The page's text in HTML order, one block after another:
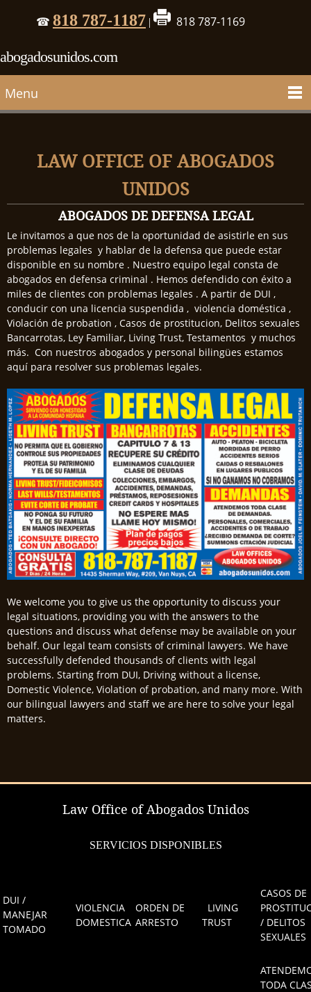
☎ 818 787-1187 | 818 787-1169
abogadosunidos.com
Menu
LAW OFFICE OF ABOGADOS
UNIDOS
ABOGADOS DE DEFENSA LEGAL
Le invitamos a que nos de la oportunidad de asistirle en sus
problemas legales y hablar de la defensa que puede estar
disponible en su nombre . Nuestro equipo legal consta de
abogados en defensa criminal . Hemos defendido con éxito a
miles de clientes con problemas legales . A partir de DUI ,
conducir con una licencia suspendida , violencia doméstica ,
Violación de probation , Casos de prostitucion, Delitos sexuales
Bancarrotas, Ley Familiar, Living Trust, Testamentos y muchos
más. Con nuestros abogados y personal bilingües estamos
aquí para resolver sus problemas legales.
We welcome you to give us the opportunity to discuss your
legal situations, providing you with the answers to the
questions and discuss what defense may be available on your
behalf. Our legal team consists of criminal lawyers. We have
successfully defended thousands of clients with legal
problems. Starting from DUI, Driving without a license,
Domestic Violence, Violation of probation, and many more. With
our bilingual lawyers and staff we are here to solve your legal
matters.
Law Office of Abogados Unidos
SERVICIOS DISPONIBLES
DUI /
MANEJAR
TOMADO
VIOLENCIA
DOMESTICA
ORDEN DE
ARRESTO
LIVING
TRUST
CASOS DE
/ DELITOS
SEXUALES
TODA